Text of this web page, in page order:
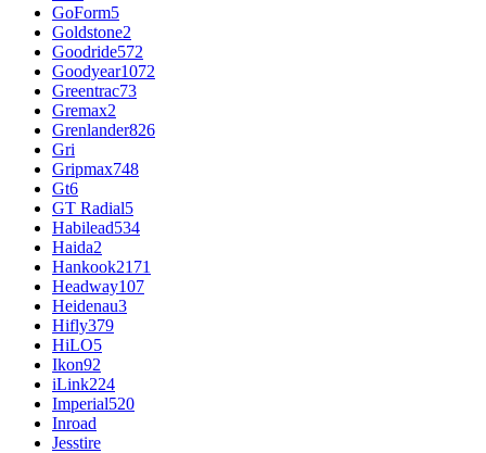
GoForm5
Goldstone2
Goodride572
Goodyear1072
Greentrac73
Gremax2
Grenlander826
Gri
Gripmax748
Gt6
GT Radial5
Habilead534
Haida2
Hankook2171
Headway107
Heidenau3
Hifly379
HiLO5
Ikon92
iLink224
Imperial520
Inroad
Jesstire